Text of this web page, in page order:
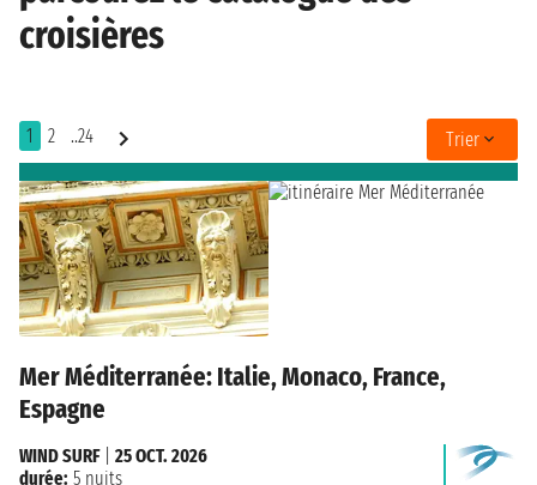
croisières
1 2 ..24 Trier
Mer Méditerranée: Italie, Monaco, France,
Espagne
WIND SURF| 25 OCT. 2026
durée: 5 nuits